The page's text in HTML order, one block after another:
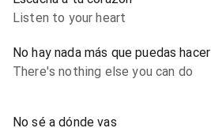
Listen to your heart
No hay nada más que puedas hacer
There's nothing else you can do
No sé a dónde vas